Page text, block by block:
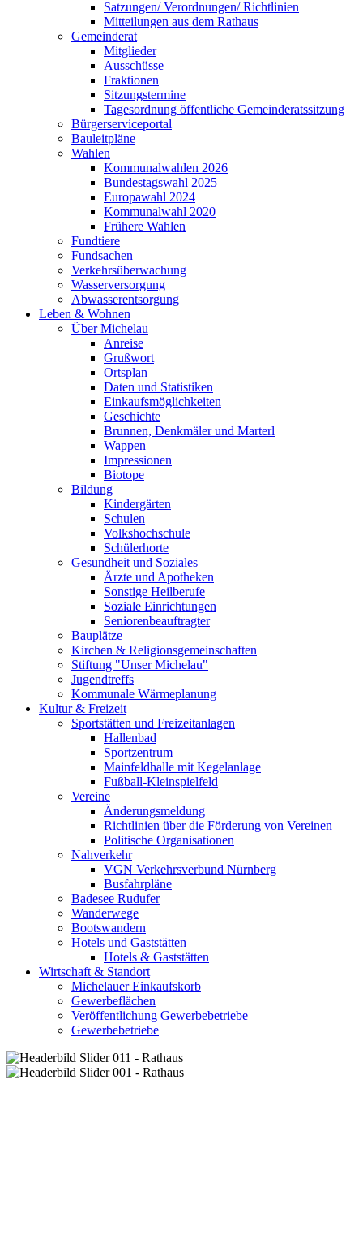
Satzungen/ Verordnungen/ Richtlinien
Mitteilungen aus dem Rathaus
Gemeinderat
Mitglieder
Ausschüsse
Fraktionen
Sitzungstermine
Tagesordnung öffentliche Gemeinderatssitzung
Bürgerserviceportal
Bauleitpläne
Wahlen
Kommunalwahlen 2026
Bundestagswahl 2025
Europawahl 2024
Kommunalwahl 2020
Frühere Wahlen
Fundtiere
Fundsachen
Verkehrsüberwachung
Wasserversorgung
Abwasserentsorgung
Leben & Wohnen
Über Michelau
Anreise
Grußwort
Ortsplan
Daten und Statistiken
Einkaufsmöglichkeiten
Geschichte
Brunnen, Denkmäler und Marterl
Wappen
Impressionen
Biotope
Bildung
Kindergärten
Schulen
Volkshochschule
Schülerhorte
Gesundheit und Soziales
Ärzte und Apotheken
Sonstige Heilberufe
Soziale Einrichtungen
Seniorenbeauftragter
Bauplätze
Kirchen & Religionsgemeinschaften
Stiftung "Unser Michelau"
Jugendtreffs
Kommunale Wärmeplanung
Kultur & Freizeit
Sportstätten und Freizeitanlagen
Hallenbad
Sportzentrum
Mainfeldhalle mit Kegelanlage
Fußball-Kleinspielfeld
Vereine
Änderungsmeldung
Richtlinien über die Förderung von Vereinen
Politische Organisationen
Nahverkehr
VGN Verkehrsverbund Nürnberg
Busfahrpläne
Badesee Rudufer
Wanderwege
Bootswandern
Hotels und Gaststätten
Hotels & Gaststätten
Wirtschaft & Standort
Michelauer Einkaufskorb
Gewerbeflächen
Veröffentlichung Gewerbebetriebe
Gewerbebetriebe